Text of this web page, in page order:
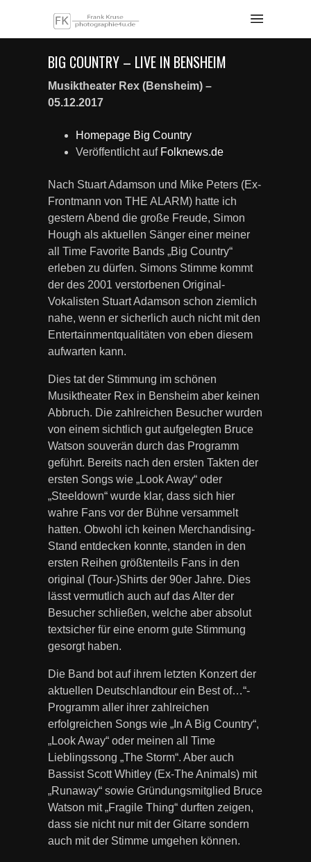
BIG COUNTRY – LIVE IN BENSHEIM
Musiktheater Rex (Bensheim) –
05.12.2017
Homepage Big Country
Veröffentlicht auf Folknews.de
Nach Stuart Adamson und Mike Peters (Ex-
Frontmann von THE ALARM) hatte ich
gestern Abend die große Freude, Simon
Hough als aktuellen Sänger einer meiner
all Time Favorite Bands „Big Country“
erleben zu dürfen. Simons Stimme kommt
der des 2001 verstorbenen Original-
Vokalisten Stuart Adamson schon ziemlich
nahe, wenn er sicherlich auch nicht mit den
Entertainmentqualitäten von eben diesem
aufwarten kann.
Dies tat der Stimmung im schönen
Musiktheater Rex in Bensheim aber keinen
Abbruch. Die zahlreichen Besucher wurden
von einem sichtlich gut aufgelegten Bruce
Watson souverän durch das Programm
geführt. Bereits nach den ersten Takten der
ersten Songs wie „Look Away“ oder
„Steeldown“ wurde klar, dass sich hier
wahre Fans vor der Bühne versammelt
hatten. Obwohl ich keinen Merchandising-
Stand entdecken konnte, standen in den
ersten Reihen größtenteils Fans in den
original (Tour-)Shirts der 90er Jahre. Dies
lässt vermutlich auch auf das Alter der
Besucher schließen, welche aber absolut
textsicher für eine enorm gute Stimmung
gesorgt haben.
Die Band bot auf ihrem letzten Konzert der
aktuellen Deutschlandtour ein Best of…“-
Programm aller ihrer zahlreichen
erfolgreichen Songs wie „In A Big Country“,
„Look Away“ oder meinen all Time
Lieblingssong „The Storm“. Aber auch
Bassist Scott Whitley (Ex-The Animals) mit
„Runaway“ sowie Gründungsmitglied Bruce
Watson mit „Fragile Thing“ durften zeigen,
dass sie nicht nur mit der Gitarre sondern
auch mit der Stimme umgehen können.